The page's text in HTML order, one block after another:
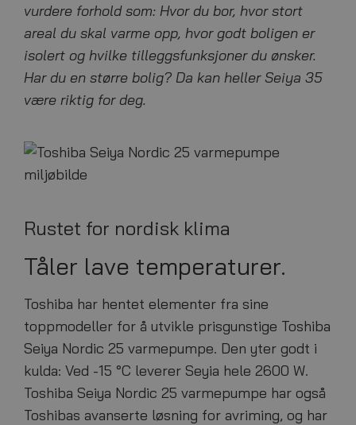
vurdere forhold som: Hvor du bor, hvor stort
areal du skal varme opp, hvor godt boligen er
isolert og hvilke tilleggsfunksjoner du ønsker.
Har du en større bolig? Da kan heller Seiya 35
være riktig for deg.
Rustet for nordisk klima
Tåler lave temperaturer.
Toshiba har hentet elementer fra sine
toppmodeller for å utvikle prisgunstige Toshiba
Seiya Nordic 25 varmepumpe. Den yter godt i
kulda: Ved -15 °C leverer Seyia hele 2600 W.
Toshiba Seiya Nordic 25 varmepumpe har også
Toshibas avanserte løsning for avriming, og har